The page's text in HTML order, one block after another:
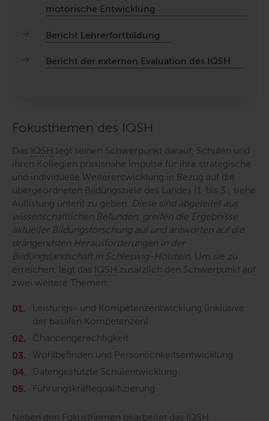
motorische Entwicklung
Bericht Lehrerfortbildung
Bericht der externen Evaluation des IQSH
Fokusthemen des IQSH
Das IQSH legt seinen Schwerpunkt darauf, Schulen und
ihren Kollegien praxisnahe Impulse für ihre strategische
und individuelle Weiterentwicklung in Bezug auf die
übergeordneten Bildungsziele des Landes (1. bis 3., siehe
Auflistung unten) zu geben. Diese sind abgeleitet aus
wissenschaftlichen Befunden, greifen die Ergebnisse
aktueller Bildungsforschung auf und antworten auf die
drängendsten Herausforderungen in der
Bildungslandschaft in Schleswig-Holstein. Um sie zu
erreichen, legt das IQSH zusätzlich den Schwerpunkt auf
zwei weitere Themen:
Leistungs- und Kompetenzentwicklung (inklusive
der basalen Kompetenzen)
Chancengerechtigkeit
Wohlbefinden und Persönlichkeitsentwicklung
Datengestützte Schulentwicklung
Führungskräftequalifizierung.
Neben den Fokusthemen bearbeitet das IQSH